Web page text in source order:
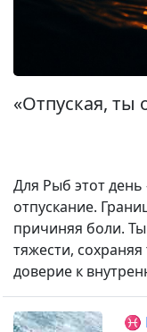
«Отпуская, ты
Для Рыб этот
отпускание.
причиняя боли.
тяжести,
доверие к
♓